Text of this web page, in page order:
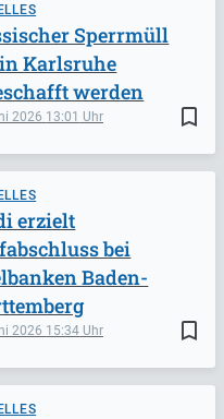
bookmark_border
2026 13:01
Sperrmüll
Karlsruhe
werden
bookmark_border
2026 15:34
erzielt
bei
Baden-